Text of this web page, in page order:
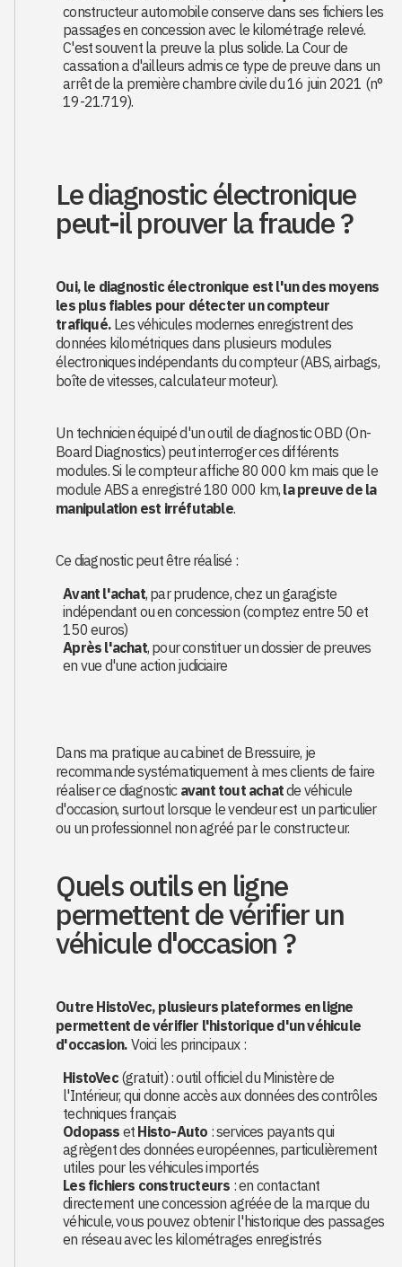
constructeur automobile conserve dans ses fichiers les
passages en concession avec le kilométrage relevé.
C'est souvent la preuve la plus solide. La Cour de
cassation a d'ailleurs admis ce type de preuve dans un
arrêt de la première chambre civile du 16 juin 2021 (n°
19-21.719).
Le diagnostic électronique
peut-il prouver la fraude ?
Oui, le diagnostic électronique est l'un des moyens
les plus fiables pour détecter un compteur
trafiqué. Les véhicules modernes enregistrent des
données kilométriques dans plusieurs modules
électroniques indépendants du compteur (ABS, airbags,
boîte de vitesses, calculateur moteur).
Un technicien équipé d'un outil de diagnostic OBD (On-
Board Diagnostics) peut interroger ces différents
modules. Si le compteur affiche 80 000 km mais que le
module ABS a enregistré 180 000 km, la preuve de la
manipulation est irréfutable.
Ce diagnostic peut être réalisé :
Avant l'achat, par prudence, chez un garagiste
indépendant ou en concession (comptez entre 50 et
150 euros)
Après l'achat, pour constituer un dossier de preuves
en vue d'une action judiciaire
Dans ma pratique au cabinet de Bressuire, je
recommande systématiquement à mes clients de faire
réaliser ce diagnostic avant tout achatde véhicule
d'occasion, surtout lorsque le vendeur est un particulier
ou un professionnel non agréé par le constructeur.
Quels outils en ligne
permettent de vérifier un
véhicule d'occasion ?
Outre HistoVec, plusieurs plateformes en ligne
permettent de vérifier l'historique d'un véhicule
d'occasion. Voici les principaux :
HistoVec(gratuit) : outil officiel du Ministère de
l'Intérieur, qui donne accès aux données des contrôles
techniques français
Odopass et Histo-Auto : services payants qui
agrègent des données européennes, particulièrement
utiles pour les véhicules importés
Les fichiers constructeurs : en contactant
directement une concession agréée de la marque du
véhicule, vous pouvez obtenir l'historique des passages
en réseau avec les kilométrages enregistrés